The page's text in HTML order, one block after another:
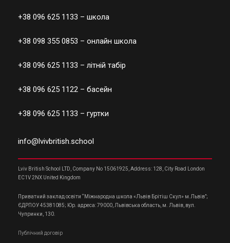
+38 096 625 1133 – школа
+38 098 355 0853 – онлайн школа
+38 096 625 1133 – літній табір
+38 096 625 1122 – басейн
+38 096 625 1133 – гуртки
info@lvivbritish.school
Lviv British School LTD, Company No 15061925, Address: 128, City Road London
EC1V 2NX United Kingdom
Приватний заклад освіти “Міжнародна школа «Львів Брітіш Скул» м.Львів”;
ЄДРПОУ 45381085; Юр. адреса: 79000, Львівська область, м. Львів, вул.
Чупринки, 130.
Публічний договір